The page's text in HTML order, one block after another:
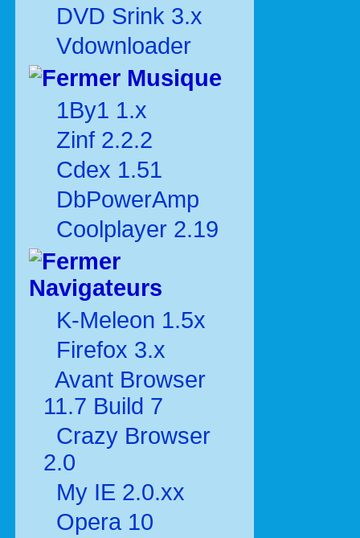
DVD Srink 3.x
Vdownloader
Musique
1By1 1.x
Zinf 2.2.2
Cdex 1.51
DbPowerAmp
Coolplayer 2.19
Navigateurs
K-Meleon 1.5x
Firefox 3.x
Avant Browser
11.7 Build 7
Crazy Browser
2.0
My IE 2.0.xx
Opera 10